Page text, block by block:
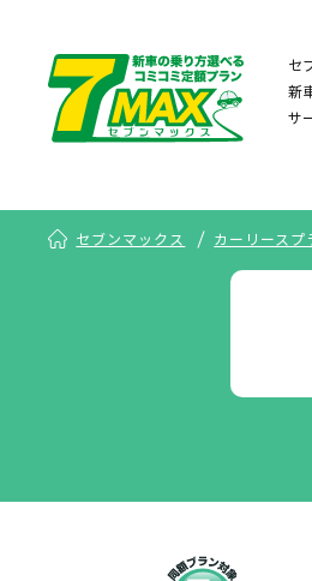
セ
新
サ
セブンマックス カーリースプ